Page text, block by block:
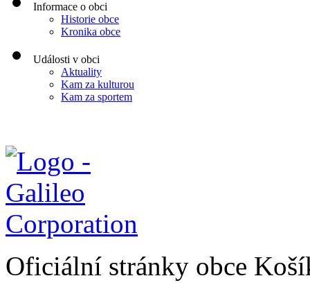
Informace o obci
Historie obce
Kronika obce
Události v obci
Aktuality
Kam za kulturou
Kam za sportem
Oficiální stránky obce